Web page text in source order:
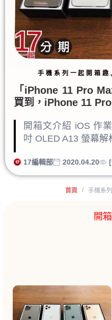
手機系列一起開箱趣
「iPhone 11 Pro
買到，iPhone 11
開箱文介紹 iOS 作
吋 OLED A13 螢幕
17編輯部 2020.04.20
首頁 / 手機系
開